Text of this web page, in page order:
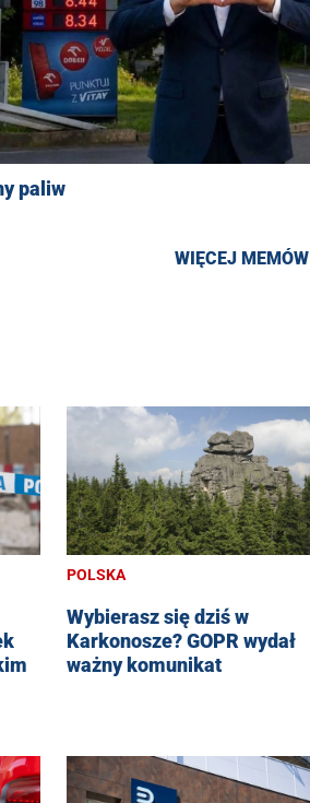
paliw
WIĘCEJ MEMÓW
POLSKA
Wybierasz się dziś w
Karkonosze? GOPR wydał
ważny komunikat